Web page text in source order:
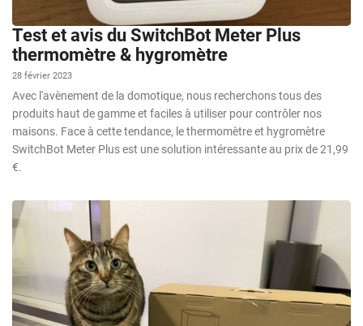
Test et avis du SwitchBot Meter Plus
thermomètre & hygromètre
28 février 2023
Avec l'avènement de la domotique, nous recherchons tous des
produits haut de gamme et faciles à utiliser pour contrôler nos
maisons. Face à cette tendance, le thermomètre et hygromètre
SwitchBot Meter Plus est une solution intéressante au prix de 21,99
€.